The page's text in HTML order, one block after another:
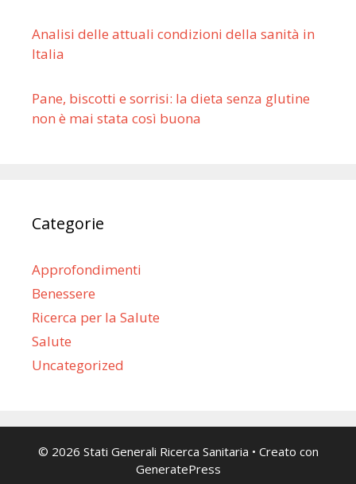
Analisi delle attuali condizioni della sanità in
Italia
Pane, biscotti e sorrisi: la dieta senza glutine
non è mai stata così buona
Categorie
Approfondimenti
Benessere
Ricerca per la Salute
Salute
Uncategorized
© 2026 Stati Generali Ricerca Sanitaria • Creato con
GeneratePress